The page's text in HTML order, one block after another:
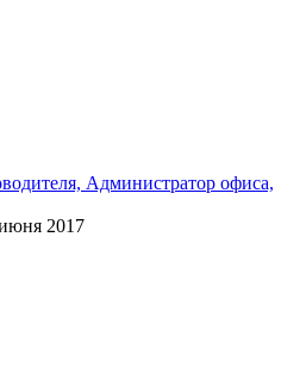
Администратор офиса,
2017